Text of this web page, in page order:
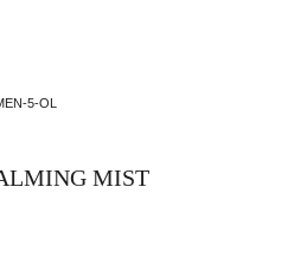
5-OL
MIST